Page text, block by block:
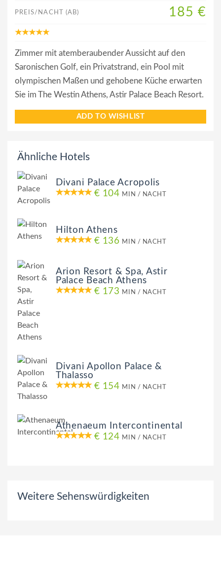
PREIS/NACHT (AB) 185 €
Zimmer mit atemberaubender Aussicht auf den
Saronischen Golf, ein Privatstrand, ein Pool mit
olympischen Maßen und gehobene Küche erwarten
Sie im The Westin Athens, Astir Palace Beach Resort.
ADD TO WISHLIST
Ähnliche Hotels
Divani Palace Acropolis
€ 104 MIN / NACHT
Hilton Athens
€ 136 MIN / NACHT
Arion Resort & Spa, Astir
Palace Beach Athens
€ 173 MIN / NACHT
Divani Apollon Palace &
Thalasso
€ 154 MIN / NACHT
Athenaeum Intercontinental
€ 124 MIN / NACHT
Weitere Sehenswürdigkeiten